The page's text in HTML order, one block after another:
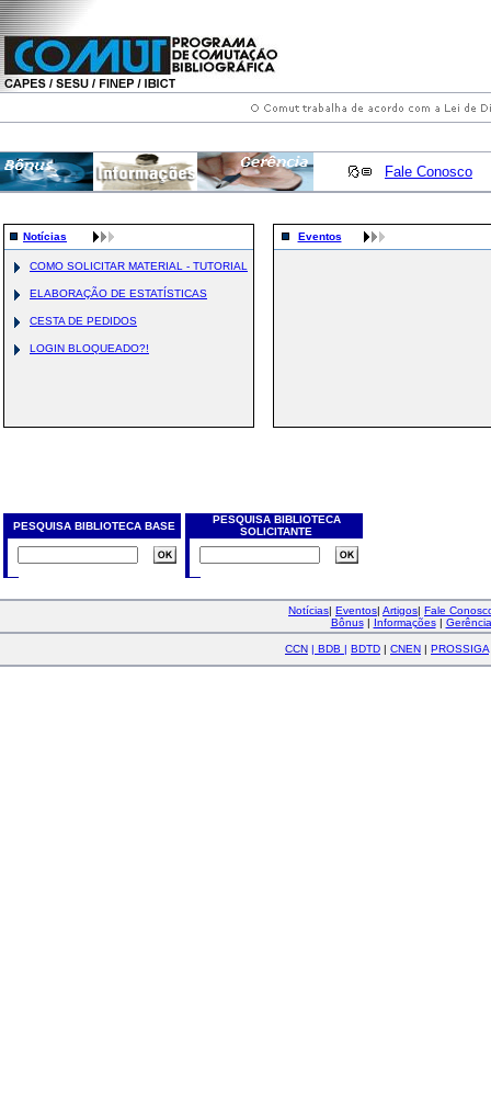
Fale Conosco
Notícias
COMO SOLICITAR MATERIAL - TUTORIAL
ELABORAÇÃO DE ESTATÍSTICAS
CESTA DE PEDIDOS
LOGIN BLOQUEADO?!
Eventos
PESQUISA BIBLIOTECA BASE
PESQUISA BIBLIOTECA
SOLICITANTE
Notícias| Eventos| Artigos| Fale
Bônus| Informações| Gerência
CCN | BDB | BDTD | CNEN | PROSSIGA